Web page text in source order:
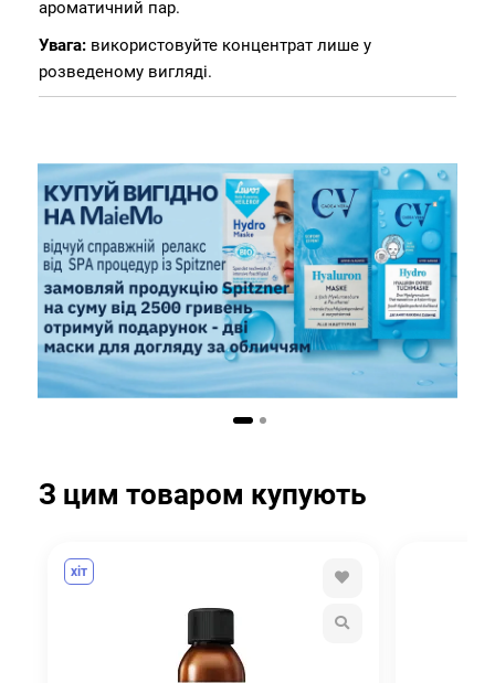
ароматичний пар.
Увага: використовуйте концентрат лише у
розведеному вигляді.
З цим товаром купують
хіт